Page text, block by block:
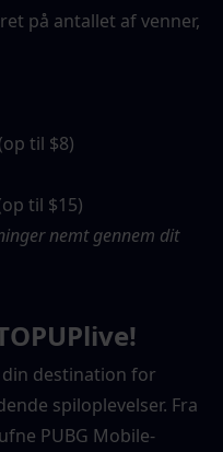
på antallet af venner,
(op til $8)
til $15)
nemt gennem dit
din destination for
spiloplevelser. Fra
PUBG Mobile-